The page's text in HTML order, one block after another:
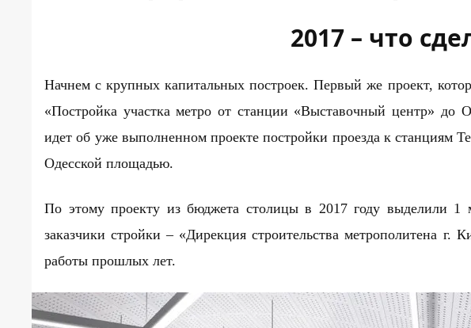
2017 – что
Начнем с крупных капитальных построек. Первый же проект,
«Постройка участка метро от станции «Выставочный центр» до
идет об уже выполненном проекте постройки проезда к станциям
Одесской площадью.
По этому проекту из бюджета столицы в 2017 году выделили
заказчики стройки – «Дирекция строительства метрополитена г.
работы прошлых лет.